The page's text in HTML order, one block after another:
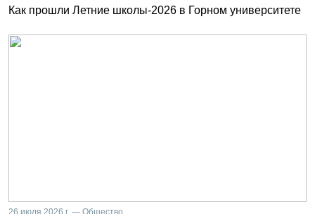
Как прошли Летние школы-2026 в Горном университете
26 июля 2026 г. — Общество